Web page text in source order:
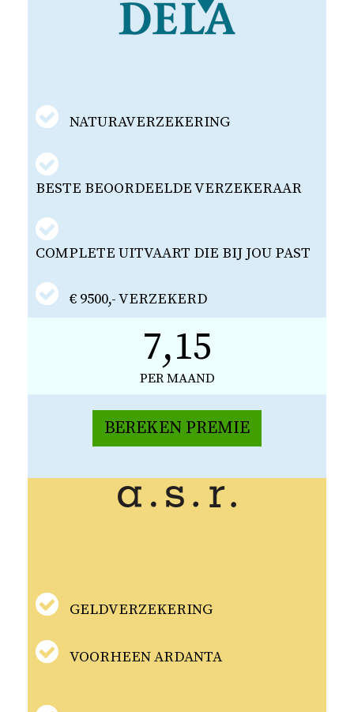
NATURAVERZEKERING
BESTE BEOORDEELDE VERZEKERAAR
COMPLETE UITVAART DIE BIJ JOU PAST
€ 9500,- VERZEKERD
7,15
PER MAAND
BEREKEN PREMIE
GELDVERZEKERING
VOORHEEN ARDANTA